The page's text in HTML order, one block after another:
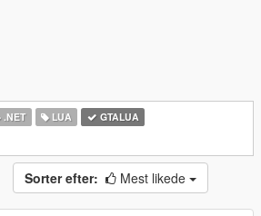
.NET LUA
GTALUA
Sorter efter: Mest likede